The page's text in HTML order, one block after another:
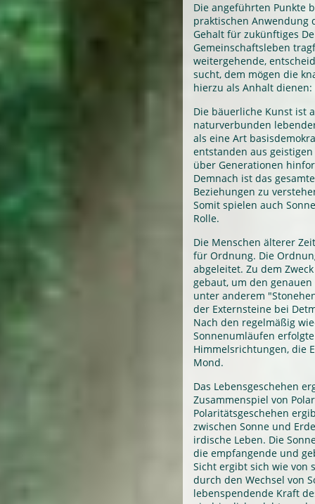
Die angeführten Punkte
praktischen Anwendung
Gehalt für zukünftiges
Gemeinschaftsleben
weitergehende,
sucht, dem mögen die
hierzu als Anhalt dienen:
Die bäuerliche Kunst ist
naturverbunden
als eine Art
entstanden aus
über Generationen
Demnach ist das
Beziehungen zu
Somit spielen auch
Rolle.
Die Menschen älterer
für Ordnung. Die
abgeleitet. Zu dem
gebaut, um den
unter anderem
der Externsteine bei
Nach den regelmäßig
Sonnenumläufen
Himmelsrichtungen, die
Mond.
Das Lebensgeschehen
Zusammenspiel von
Polaritätsgeschehen
zwischen Sonne und
irdische Leben. Die
die empfangende und
Sicht ergibt sich wie von
durch den Wechsel von
lebenspendende Kraft